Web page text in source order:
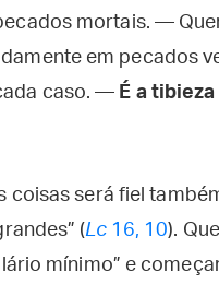
mortais. —
em pecados
caso. — É a
coisas será fiel
(Lc16, 10).
mínimo” e